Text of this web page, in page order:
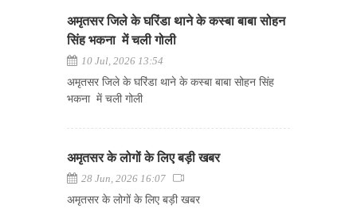
अमृतसर जिले के घरिंडा थाने के कस्बा बाबा सोहन
सिंह भकना में चली गोली
10 Jul, 2026 13:54
अमृतसर जिले के घरिंडा थाने के कस्बा बाबा सोहन सिंह
भकना में चली गोली
अमृतसर के लोगों के लिए बड़ी खबर
28 Jun, 2026 16:07
अमृतसर के लोगों के लिए बड़ी खबर